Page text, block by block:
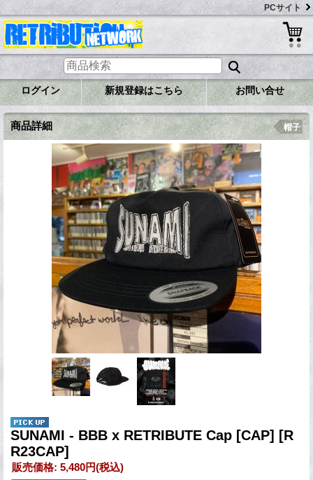
PCサイト
ログイン 新規登録はこちら お問い合せ
商品詳細 帽子
SUNAMI - BBB x RETRIBUTE Cap [CAP] [R
R23CAP]
販売価格: 5,480円(税込)